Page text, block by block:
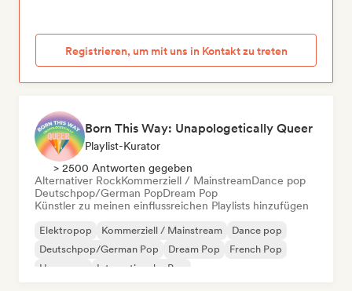
Registrieren, um mit uns in Kontakt zu treten
Born This Way: Unapologetically Queer
Playlist-Kurator
> 2500 Antworten gegeben
Alternativer RockKommerziell / MainstreamDance pop
Deutschpop/German PopDream Pop
Künstler zu meinen einflussreichen Playlists hinzufügen
Elektropop Kommerziell / Mainstream
Dance pop
Deutschpop/German Pop
Dream Pop
French Pop
Hyperpop
Internationaler Pop